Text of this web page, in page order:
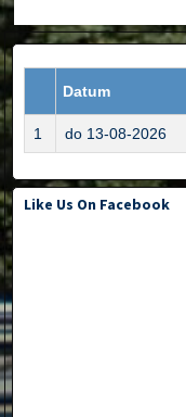
Datum
1 do 13-08-2026
Like Us On Facebook